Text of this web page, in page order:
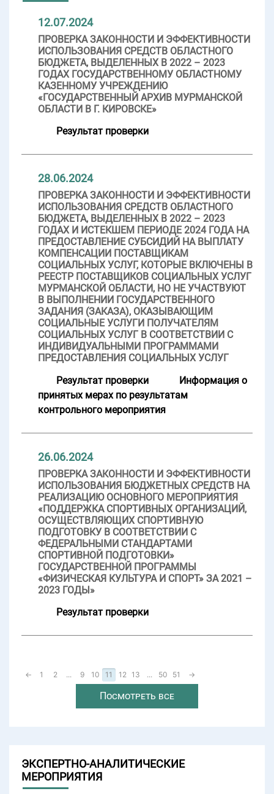
12.07.2024
ПРОВЕРКА ЗАКОННОСТИ И ЭФФЕКТИВНОСТИ
ИСПОЛЬЗОВАНИЯ СРЕДСТВ ОБЛАСТНОГО
БЮДЖЕТА, ВЫДЕЛЕННЫХ В 2022 – 2023
ГОДАХ ГОСУДАРСТВЕННОМУ ОБЛАСТНОМУ
КАЗЕННОМУ УЧРЕЖДЕНИЮ
«ГОСУДАРСТВЕННЫЙ АРХИВ МУРМАНСКОЙ
ОБЛАСТИ В Г. КИРОВСКЕ»
Результат проверки
28.06.2024
ПРОВЕРКА ЗАКОННОСТИ И ЭФФЕКТИВНОСТИ
ИСПОЛЬЗОВАНИЯ СРЕДСТВ ОБЛАСТНОГО
БЮДЖЕТА, ВЫДЕЛЕННЫХ В 2022 – 2023
ГОДАХ И ИСТЕКШЕМ ПЕРИОДЕ 2024 ГОДА НА
ПРЕДОСТАВЛЕНИЕ СУБСИДИЙ НА ВЫПЛАТУ
КОМПЕНСАЦИИ ПОСТАВЩИКАМ
СОЦИАЛЬНЫХ УСЛУГ, КОТОРЫЕ ВКЛЮЧЕНЫ В
РЕЕСТР ПОСТАВЩИКОВ СОЦИАЛЬНЫХ УСЛУГ
МУРМАНСКОЙ ОБЛАСТИ, НО НЕ УЧАСТВУЮТ
В ВЫПОЛНЕНИИ ГОСУДАРСТВЕННОГО
ЗАДАНИЯ (ЗАКАЗА), ОКАЗЫВАЮЩИМ
СОЦИАЛЬНЫЕ УСЛУГИ ПОЛУЧАТЕЛЯМ
СОЦИАЛЬНЫХ УСЛУГ В СООТВЕТСТВИИ С
ИНДИВИДУАЛЬНЫМИ ПРОГРАММАМИ
ПРЕДОСТАВЛЕНИЯ СОЦИАЛЬНЫХ УСЛУГ
Результат проверки
Информация о
принятых мерах по результатам
контрольного мероприятия
26.06.2024
ПРОВЕРКА ЗАКОННОСТИ И ЭФФЕКТИВНОСТИ
ИСПОЛЬЗОВАНИЯ БЮДЖЕТНЫХ СРЕДСТВ НА
РЕАЛИЗАЦИЮ ОСНОВНОГО МЕРОПРИЯТИЯ
«ПОДДЕРЖКА СПОРТИВНЫХ ОРГАНИЗАЦИЙ,
ОСУЩЕСТВЛЯЮЩИХ СПОРТИВНУЮ
ПОДГОТОВКУ В СООТВЕТСТВИИ С
ФЕДЕРАЛЬНЫМИ СТАНДАРТАМИ
СПОРТИВНОЙ ПОДГОТОВКИ»
ГОСУДАРСТВЕННОЙ ПРОГРАММЫ
«ФИЗИЧЕСКАЯ КУЛЬТУРА И СПОРТ» ЗА 2021 –
2023 ГОДЫ»
Результат проверки
← 1 2 ... 9 10 11 12 13 ... 50 51 →
Посмотреть все
ЭКСПЕРТНО-АНАЛИТИЧЕСКИЕ
МЕРОПРИЯТИЯ